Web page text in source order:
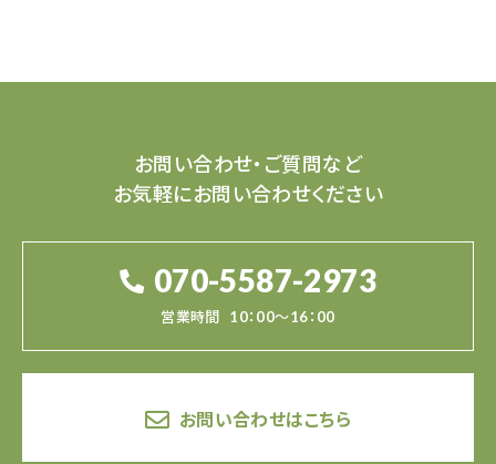
お問い合わせ・ご質問など
お気軽にお問い合わせください
070-5587-2973
営業時間 10：00～16：00
お問い合わせはこちら